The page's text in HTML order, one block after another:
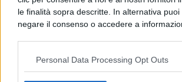
le finalità sopra descritte. In alternativa
negare il consenso o accedere a
possono non richiedere il tuo consenso, ma
opporti a tale trattamento. Le tue
Personal Data Processing Opt Outs
NON PERDERE
Pallanuoto paralimpica e torneo
Castellabate